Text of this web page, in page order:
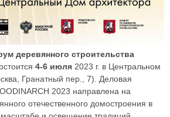
деревянного строительства
4-6 июля 2023 г. в Центральном
Гранатный пер., 7). Деловая
2023 направлена на
отечественного домостроения в